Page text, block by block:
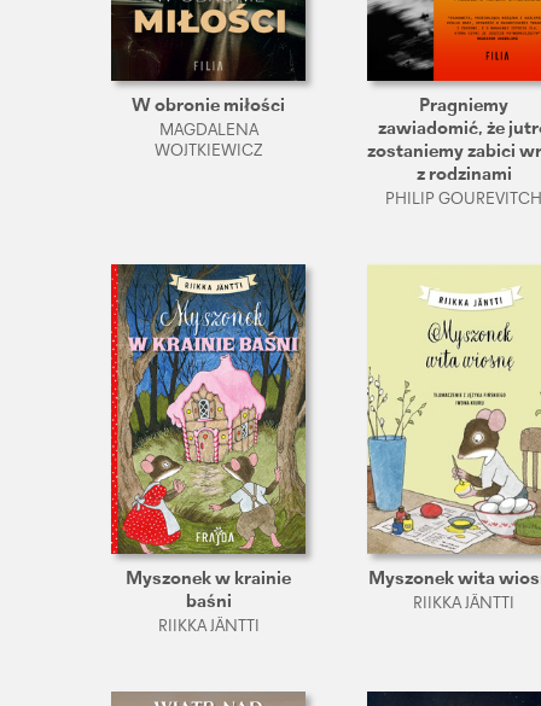
W obronie miłości
MAGDALENA
WOJTKIEWICZ
Pragniemy
zawiadomić, że
zostaniemy zabici
z rodzinami
PHILIP
Myszonek w krainie
baśni
RIIKKA JÄNTTI
Myszonek wita
RIIKKA JÄNTTI